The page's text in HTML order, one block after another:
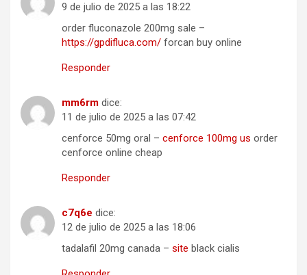
9 de julio de 2025 a las 18:22
order fluconazole 200mg sale –
https://gpdifluca.com/ forcan buy online
Responder
mm6rm dice:
11 de julio de 2025 a las 07:42
cenforce 50mg oral – cenforce 100mg us order
cenforce online cheap
Responder
c7q6e dice:
12 de julio de 2025 a las 18:06
tadalafil 20mg canada – site black cialis